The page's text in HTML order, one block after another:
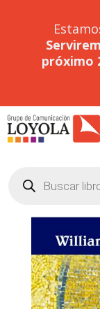
próximo
productos